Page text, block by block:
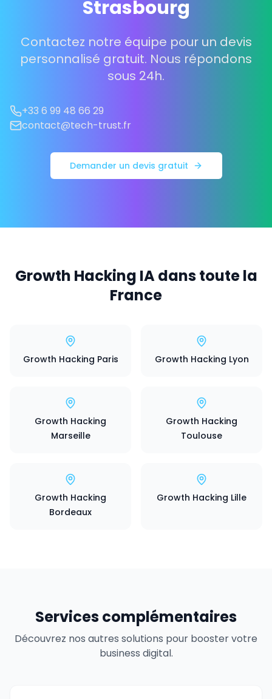
Strasbourg
Contactez notre équipe pour un devis
personnalisé gratuit. Nous répondons
sous 24h.
+33 6 99 48 66 29
contact@tech-trust.fr
Demander un devis gratuit
Growth Hacking IA dans toute la
France
Growth Hacking Paris Growth Hacking Lyon
Growth Hacking
Marseille
Growth Hacking
Toulouse
Growth Hacking
Bordeaux
Growth Hacking Lille
Services complémentaires
Découvrez nos autres solutions pour booster votre
business digital.